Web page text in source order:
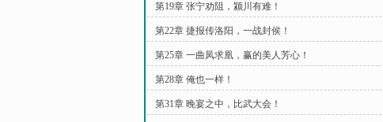
第19章 张宁劝阻，颍川有难！
第22章 捷报传洛阳，一战封侯！
第25章 一曲凤求凰，赢的美人芳心！
第28章 俺也一样！
第31章 晚宴之中，比武大会！